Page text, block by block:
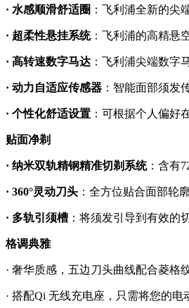
· 水感顺滑舒适圈 ：飞利浦全新的尖
· 超柔性悬挂系统：飞利浦的高精悬
· 高转速数字马达 ：飞利浦尖端数字
· 动力自适应传感器 ：智能面部须发
· 个性化舒适设置 ：可根据个人偏好
贴面净剃
· 纳米双轨精钢精准切剃系统：含有
· 360°灵动刀头 ：全方位贴合面部轮
· 多轨引须槽 ：将须发引导到有效的
格调典雅
· 奢华质感，五边刀头曲线配合菱格
· 搭配Qi 无线充电座，只需将您的电